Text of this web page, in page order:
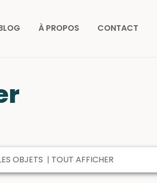
À PROPOS CONTACT
OBJETS | TOUT AFFICHER